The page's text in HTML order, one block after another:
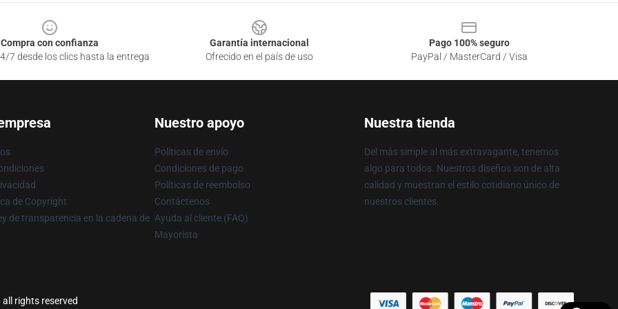
Compra con confianza
7 desde los clics hasta la entrega
Garantía internacional
Ofrecido en el país de uso
Pago 100% seguro
PayPal / MasterCard / Visa
de Copyright
de transparencia en la cadena de
Nuestro apoyo
Políticas de envío
Condiciones de pago
Políticas de reembolso
Contáctenos
Ayuda al cliente (FAQ)
Mayorista
Nuestra tienda
Del más simple al más extravagante, tenemos
algo para todos. Nuestros diseños son de alta
calidad y muestran el estilo cotidiano único de
nuestros clientes.
rights reserved